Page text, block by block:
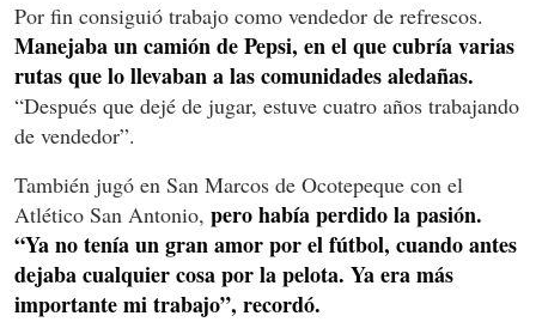
Por fin consiguió trabajo como vendedor de refrescos.
Manejaba un camión de Pepsi, en el que cubría varias
rutas que lo llevaban a las comunidades aledañas.
“Después que dejé de jugar, estuve cuatro años trabajando
de vendedor”.
También jugó en San Marcos de Ocotepeque con el
Atlético San Antonio, pero había perdido la pasión.
“Ya no tenía un gran amor por el fútbol, cuando antes
dejaba cualquier cosa por la pelota. Ya era más
importante mi trabajo”, recordó.